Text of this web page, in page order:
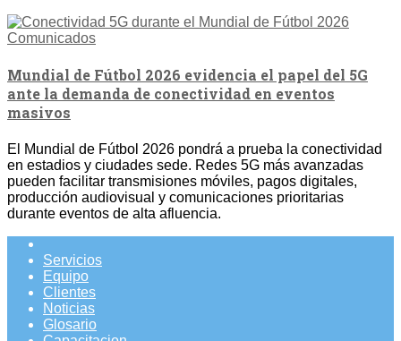
Comunicados
Mundial de Fútbol 2026 evidencia el papel del 5G
ante la demanda de conectividad en eventos
masivos
El Mundial de Fútbol 2026 pondrá a prueba la conectividad
en estadios y ciudades sede. Redes 5G más avanzadas
pueden facilitar transmisiones móviles, pagos digitales,
producción audiovisual y comunicaciones prioritarias
durante eventos de alta afluencia.
Servicios
Equipo
Clientes
Noticias
Glosario